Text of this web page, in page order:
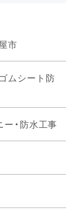
市
ムシート防
ー・防水工事